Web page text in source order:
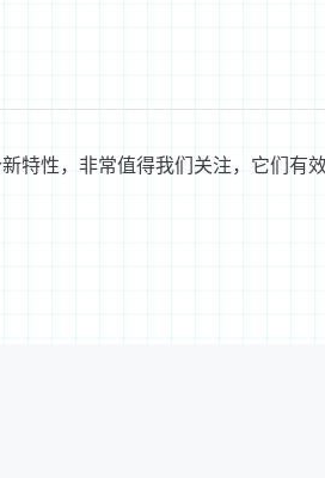
特性，非常值得我们关注，它们有